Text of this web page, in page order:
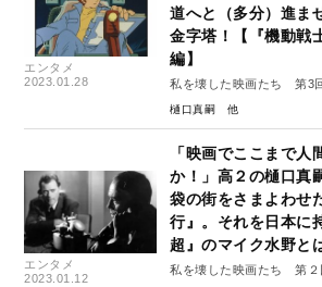
エンタメ
2023.01.28
道へと（多分）進ま
金字塔！【『機動戦
編】
私を壊した映画たち 第3
樋口真嗣
エンタメ
2023.01.12
「映画でここまで人
か！」高２の樋口真
袋の街をさまよわせ
行』。それを日本に
超』のマイク水野と
私を壊した映画たち 第２